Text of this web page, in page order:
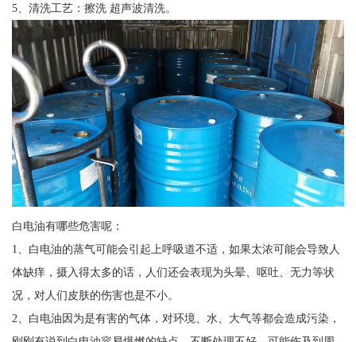
5、清洗工艺：擦洗 超声波清洗。
白电油有哪些危害呢：
1、白电油的蒸气可能会引起上呼吸道不适，如果太浓可能会导致人
体缺痒，摄入得太多的话，人们还会表现为头晕、呕吐、无力等状
况，对人们皮肤的伤害也是不小。
2、白电油因为是有害的气体，对环境、水、大气等都会造成污染，